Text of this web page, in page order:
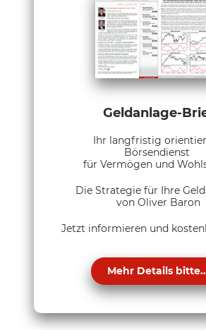
Geldanlage-
Ihr langfristig
Börsendienst
für Vermögen und
Die Strategie für Ihre
von Oliver Baron
Jetzt informieren und
Mehr Details